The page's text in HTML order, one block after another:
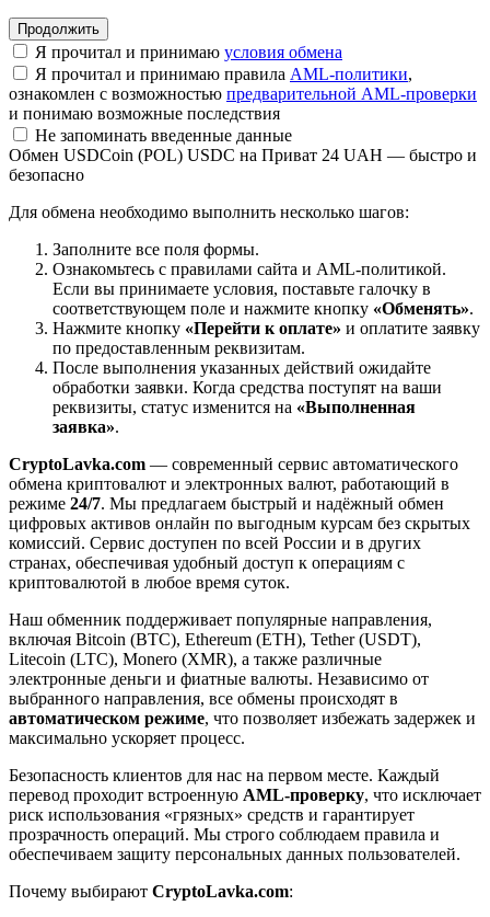
Я прочитал и принимаю условия обмена
Я прочитал и принимаю правила AML-политики,
ознакомлен с возможностью предварительной AML-проверки
и понимаю возможные последствия
Не запоминать введенные данные
Обмен USDCoin (POL) USDC на Приват 24 UAH — быстро и
безопасно
Для обмена необходимо выполнить несколько шагов:
Заполните все поля формы.
Ознакомьтесь с правилами сайта и AML-политикой.
Если вы принимаете условия, поставьте галочку в
соответствующем поле и нажмите кнопку «Обменять».
Нажмите кнопку «Перейти к оплате» и оплатите заявку
по предоставленным реквизитам.
После выполнения указанных действий ожидайте
обработки заявки. Когда средства поступят на ваши
реквизиты, статус изменится на «Выполненная
заявка».
CryptoLavka.com — современный сервис автоматического
обмена криптовалют и электронных валют, работающий в
режиме 24/7. Мы предлагаем быстрый и надёжный обмен
цифровых активов онлайн по выгодным курсам без скрытых
комиссий. Сервис доступен по всей России и в других
странах, обеспечивая удобный доступ к операциям с
криптовалютой в любое время суток.
Наш обменник поддерживает популярные направления,
включая Bitcoin (BTC), Ethereum (ETH), Tether (USDT),
Litecoin (LTC), Monero (XMR), а также различные
электронные деньги и фиатные валюты. Независимо от
выбранного направления, все обмены происходят в
автоматическом режиме, что позволяет избежать задержек и
максимально ускоряет процесс.
Безопасность клиентов для нас на первом месте. Каждый
перевод проходит встроенную AML-проверку, что исключает
риск использования «грязных» средств и гарантирует
прозрачность операций. Мы строго соблюдаем правила и
обеспечиваем защиту персональных данных пользователей.
Почему выбирают CryptoLavka.com: